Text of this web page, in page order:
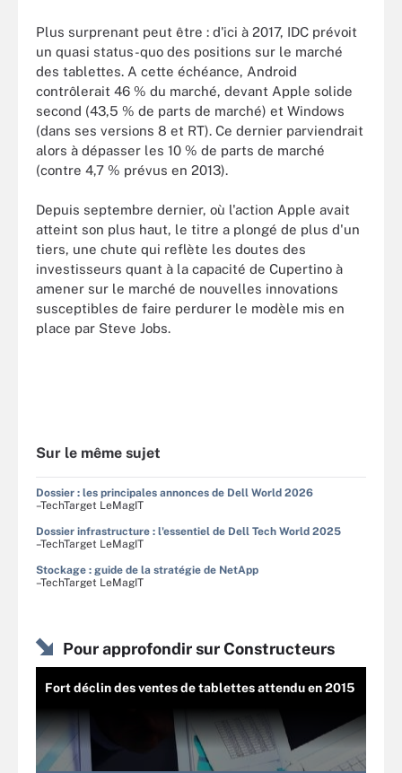
Plus surprenant peut être : d'ici à 2017, IDC prévoit
un quasi status-quo des positions sur le marché
des tablettes. A cette échéance, Android
contrôlerait 46 % du marché, devant Apple solide
second (43,5 % de parts de marché) et Windows
(dans ses versions 8 et RT). Ce dernier parviendrait
alors à dépasser les 10 % de parts de marché
(contre 4,7 % prévus en 2013).
Depuis septembre dernier, où l'action Apple avait
atteint son plus haut, le titre a plongé de plus d'un
tiers, une chute qui reflète les doutes des
investisseurs quant à la capacité de Cupertino à
amener sur le marché de nouvelles innovations
susceptibles de faire perdurer le modèle mis en
place par Steve Jobs.
Sur le même sujet
Dossier : les principales annonces de Dell World 2026
–TechTarget LeMagIT
Dossier infrastructure : l'essentiel de Dell Tech World 2025
–TechTarget LeMagIT
Stockage : guide de la stratégie de NetApp
–TechTarget LeMagIT
Pour approfondir sur Constructeurs
Fort déclin des ventes de tablettes attendu en 2015